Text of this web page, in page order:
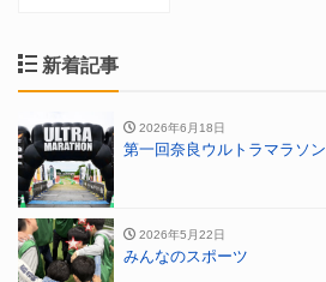
新着記事
2026年6月18日
第一回奈良ウルトラマラソン
2026年5月22日
みんなのスポーツ